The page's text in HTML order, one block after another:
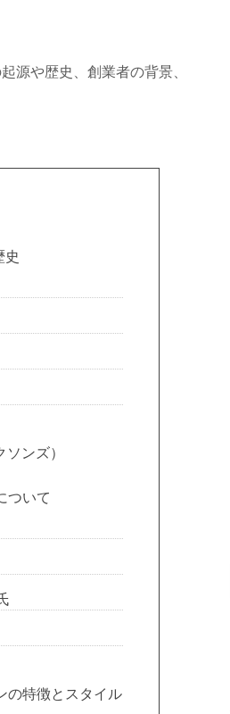
源や歴史、創業者の背景、
史
ンズ）
ついて
の特徴とスタイル